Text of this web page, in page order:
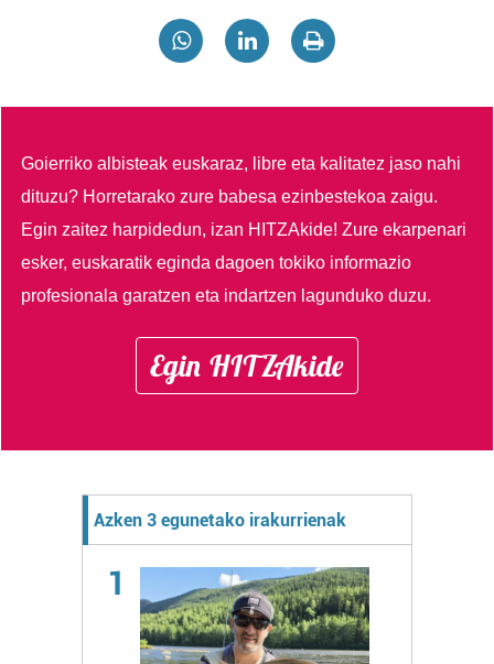
Goierriko albisteak euskaraz, libre eta kalitatez jaso nahi
dituzu? Horretarako zure babesa ezinbestekoa zaigu.
Egin zaitez harpidedun, izan HITZAkide!Zure ekarpenari
esker, euskaratik eginda dagoen tokiko informazio
profesionala garatzen eta indartzen lagunduko duzu.
Egin HITZAkide
Azken 3 egunetako irakurrienak
1